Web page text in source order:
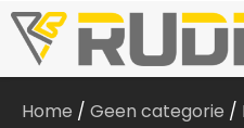
Home / Geen categorie /